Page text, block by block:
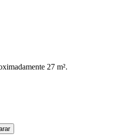
27 m².